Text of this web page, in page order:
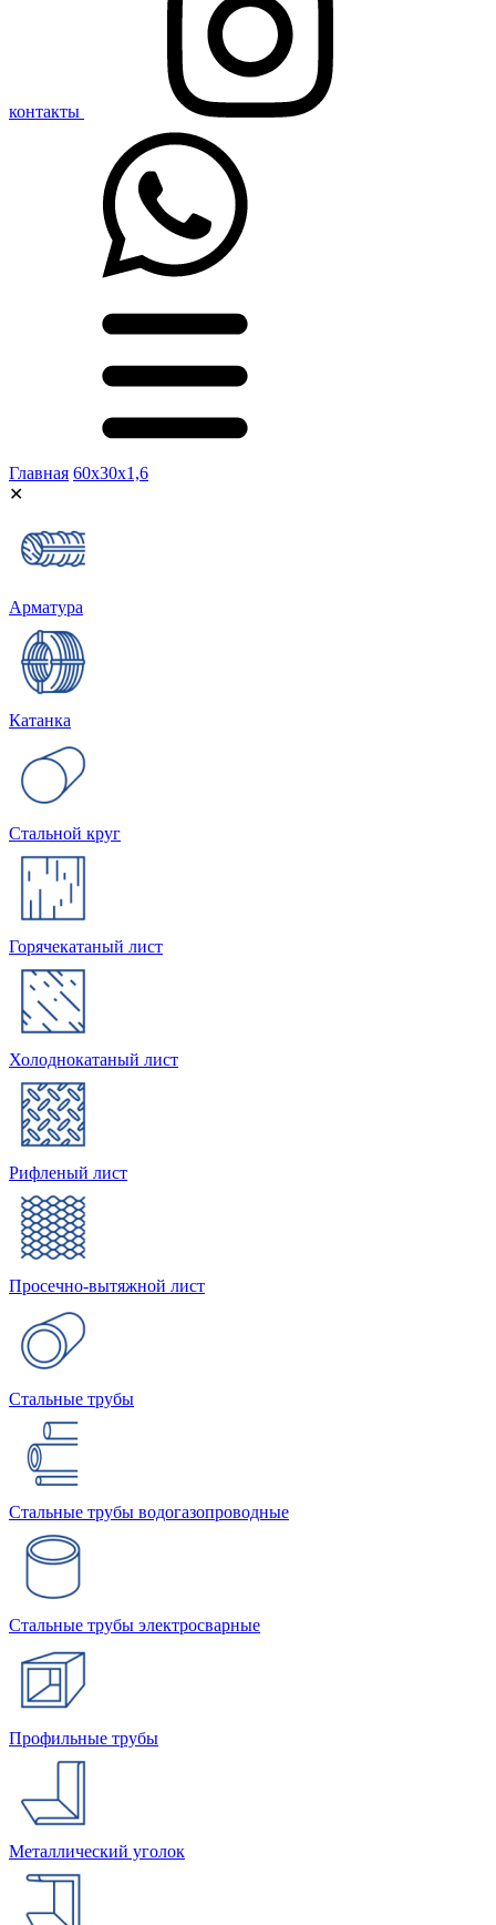
контакты
Главная 60х30х1,6
✕
Арматура
Катанка
Стальной круг
Горячекатаный лист
Холоднокатаный лист
Рифленый лист
Просечно-вытяжной лист
Стальные трубы
Стальные трубы водогазопроводные
Стальные трубы электросварные
Профильные трубы
Металлический уголок